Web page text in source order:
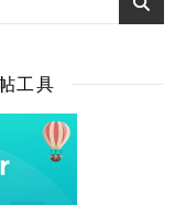
工具